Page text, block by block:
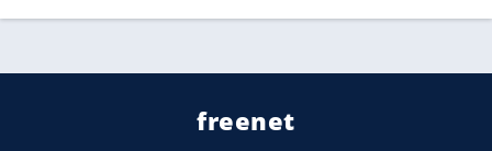
freenet